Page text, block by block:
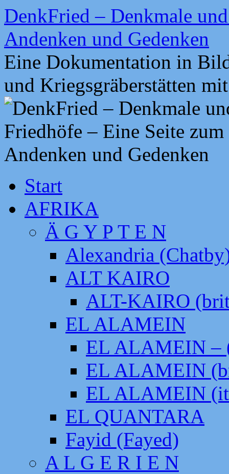
Zum
Inhalt
springen
DenkFried – Denkmale
Andenken und Gedenken
Eine Dokumentation in
und Kriegsgräberstätten
Start
AFRIKA
Ä G Y P T E N
Alexandria
ALT KAIRO
ALT-KAIRO
EL ALAMEIN
EL ALAMEIN –
EL ALAMEIN
EL ALAMEIN
EL QUANTARA
Fayid (Fayed)
A L G E R I E N